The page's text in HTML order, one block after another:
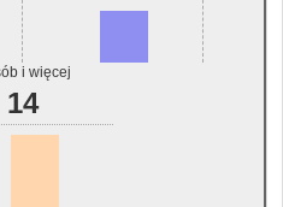
i więcej
14